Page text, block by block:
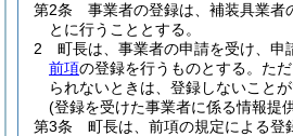
第2条
事業者の登録は、補装具業者
とに行うこととする。
2
町長は、事業者の申請を受け、申
前項の登録を行うものとする。 た
られないときは、登録しないことが
(登録を受けた事業者に係る情報提
第3条
町長は、前項の規定による登